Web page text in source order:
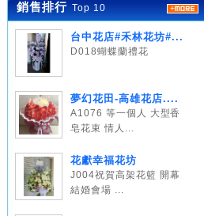
銷售排行 Top 10
台中花店#禾林花坊#...
D018蝴蝶蘭禮花
夢幻花田-高雄花店....
A1076 等一個人 大型香
皂花束 情人...
花獻幸福花坊
J004祝賀高架花籃 開幕
結婚會場 ...